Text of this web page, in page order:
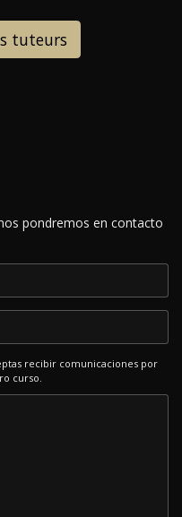
tuteurs
pondremos en contacto
recibir comunicaciones por
curso.